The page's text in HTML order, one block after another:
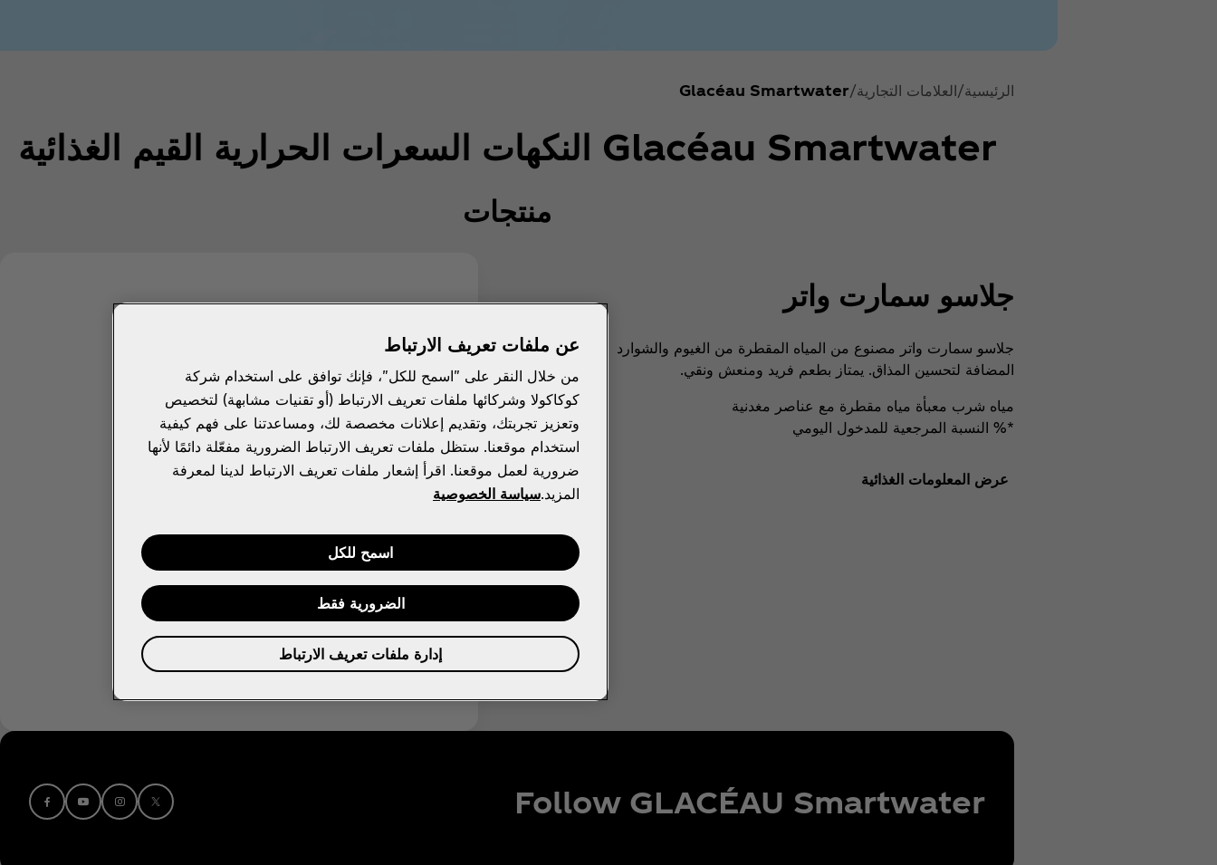
الرئيسية العلامات التجارية Glacéau Smartwater
Glacéau Smartwater النكهات السعرات الحرارية القيم الغذائية
منتجات
جلاسو سمارت واتر
جلاسو سمارت واتر مصنوع من المياه المقطرة من الغيوم والشوارد
المضافة لتحسين المذاق. يمتاز بطعم فريد ومنعش ونقي.
مياه شرب معبأة مياه مقطرة مع عناصر مغدنية
*% النسبة المرجعية للمدخول اليومي
عرض المعلومات الغذائية
Follow GLACÉAU Smartwater
عن ملفات تعريف الارتباط
من خلال النقر على "اسمح للكل"، فإنك توافق على استخدام شركة
كوكاكولا وشركائها ملفات تعريف الارتباط (أو تقنيات مشابهة) لتخصيص
وتعزيز تجربتك، وتقديم إعلانات مخصصة لك، ومساعدتنا على فهم كيفية
استخدام موقعنا. ستظل ملفات تعريف الارتباط الضرورية مفعّلة دائمًا لأنها
ضرورية لعمل موقعنا. اقرأ إشعار ملفات تعريف الارتباط لدينا لمعرفة
المزيد. سياسة الخصوصية
اسمح للكل
الضرورية فقط
إدارة ملفات تعريف الارتباط